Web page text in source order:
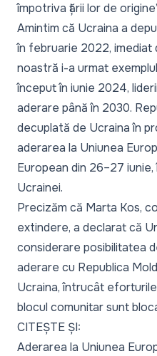
împotriva țării lor de
Amintim că Ucraina a
în februarie 2022, imediat
noastră i-a urmat
început în iunie 2024,
aderare până în 2030.
decuplată de Ucraina în
aderarea la Uniunea
European din 26–27
Ucrainei.
Precizăm că Marta Kos,
extindere, a declarat că
considerare posibilitatea
aderare cu Republica
Ucraina, întrucât
blocul comunitar sunt
CITEȘTE ȘI:
Aderarea la Uniunea